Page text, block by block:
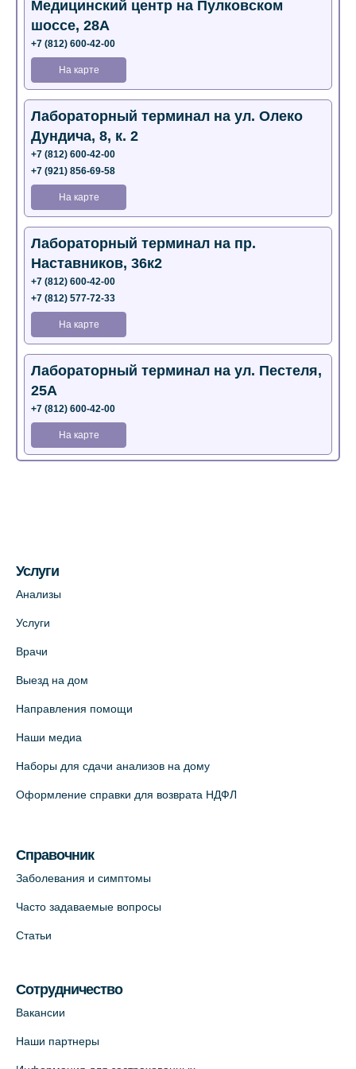
Медицинский центр на Пулковском
шоссе, 28А
+7 (812) 600-42-00
На карте
Лабораторный терминал на ул. Олеко
Дундича, 8, к. 2
+7 (812) 600-42-00
+7 (921) 856-69-58
На карте
Лабораторный терминал на пр.
Наставников, 36к2
+7 (812) 600-42-00
+7 (812) 577-72-33
На карте
Лабораторный терминал на ул. Пестеля,
25А
+7 (812) 600-42-00
На карте
Медицинский центр на ул. Моисеенко, 5
+7 (812) 660-73-69
+7 (812) 660-73-69
На карте
Красносельское шоссе, 54, к.3
Медицинский центр на Кондратьевском
Услуги
Анализы
Услуги
Врачи
Выезд на дом
Направления помощи
Наши медиа
Наборы для сдачи анализов на дому
Оформление справки для возврата НДФЛ
Справочник
Заболевания и симптомы
Часто задаваемые вопросы
Статьи
Сотрудничество
Вакансии
Наши партнеры